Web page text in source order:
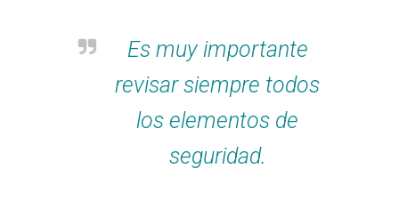
Es muy importante
revisar siempre todos
los elementos de
seguridad.